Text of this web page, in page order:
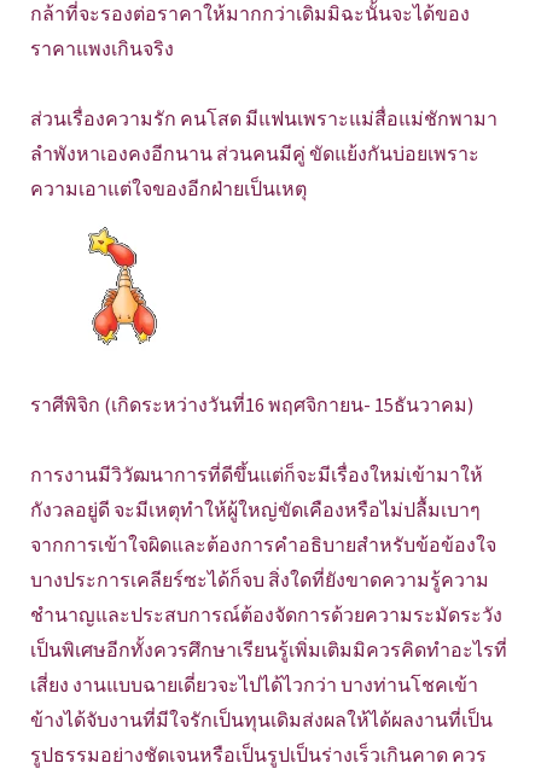
กล้าที่จะรองต่อราคาให้มากกว่าเดิมมิฉะนั้นจะได้ของ
ราคาแพงเกินจริง
ส่วนเรื่องความรัก คนโสด มีแฟนเพราะแม่สื่อแม่ชักพามา
ลำพังหาเองคงอีกนาน ส่วนคนมีคู่ ขัดแย้งกันบ่อยเพราะ
ความเอาแต่ใจของอีกฝ่ายเป็นเหตุ
ราศีพิจิก (เกิดระหว่างวันที่16 พฤศจิกายน- 15ธันวาคม)
การงานมีวิวัฒนาการที่ดีขึ้นแต่ก็จะมีเรื่องใหม่เข้ามาให้
กังวลอยู่ดี จะมีเหตุทำให้ผู้ใหญ่ขัดเคืองหรือไม่ปลื้มเบาๆ
จากการเข้าใจผิดและต้องการคำอธิบายสำหรับข้อข้องใจ
บางประการเคลียร์ซะได้ก็จบ สิ่งใดที่ยังขาดความรู้ความ
ชำนาญและประสบการณ์ต้องจัดการด้วยความระมัดระวัง
เป็นพิเศษอีกทั้งควรศึกษาเรียนรู้เพิ่มเติมมิควรคิดทำอะไรที่
เสี่ยง งานแบบฉายเดี่ยวจะไปได้ไวกว่า บางท่านโชคเข้า
ข้างได้จับงานที่มีใจรักเป็นทุนเดิมส่งผลให้ได้ผลงานที่เป็น
รูปธรรมอย่างชัดเจนหรือเป็นรูปเป็นร่างเร็วเกินคาด ควร